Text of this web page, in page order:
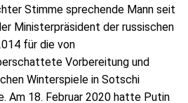
Stimme sprechende Mann seit
Ministerpräsident der russischen
für die von
Vorbereitung und
Winterspiele in Sotschi
Am 18. Februar 2020 hatte Putin